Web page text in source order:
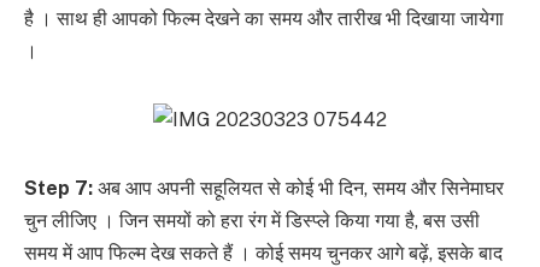
है । साथ ही आपको फिल्म देखने का समय और तारीख भी दिखाया जायेगा
।
Step 7: अब आप अपनी सहूलियत से कोई भी दिन, समय और सिनेमाघर
चुन लीजिए । जिन समयों को हरा रंग में डिस्प्ले किया गया है, बस उसी
समय में आप फिल्म देख सकते हैं । कोई समय चुनकर आगे बढ़ें, इसके बाद